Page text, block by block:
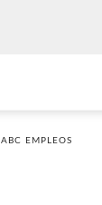
ABC EMPLEOS